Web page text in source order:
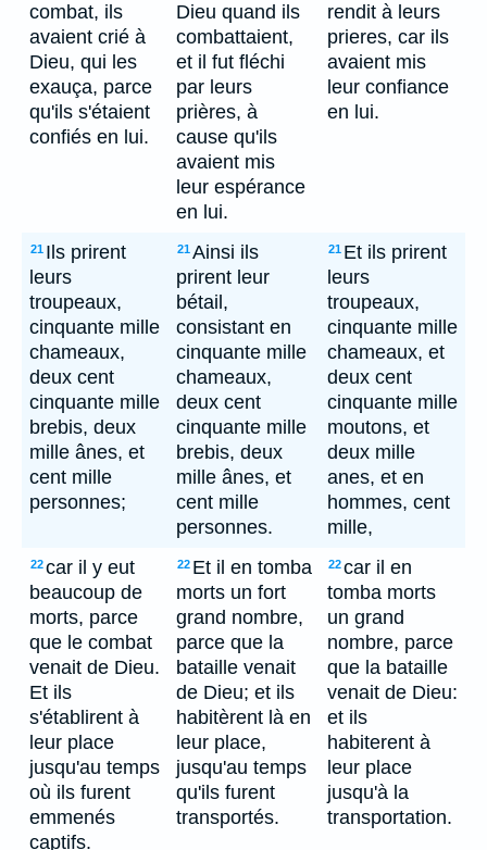
combat, ils
avaient crié à
Dieu, qui les
exauça, parce
qu'ils s'étaient
confiés en lui.
Dieu quand ils
combattaient,
et il fut fléchi
par leurs
prières, à
cause qu'ils
avaient mis
leur espérance
en lui.
rendit à leurs
prieres, car ils
avaient mis
leur confiance
en lui.
21 Ils prirent
leurs
troupeaux,
cinquante mille
chameaux,
deux cent
cinquante mille
brebis, deux
mille ânes, et
cent mille
personnes;
21Ainsi ils
prirent leur
bétail,
consistant en
cinquante mille
chameaux,
deux cent
cinquante mille
brebis, deux
mille ânes, et
cent mille
personnes.
21 Et ils prirent
leurs
troupeaux,
cinquante mille
chameaux, et
deux cent
cinquante mille
moutons, et
deux mille
anes, et en
hommes, cent
mille,
22car il y eut
beaucoup de
morts, parce
que le combat
venait de Dieu.
Et ils
s'établirent à
leur place
jusqu'au temps
où ils furent
emmenés
captifs.
22 Et il en tomba
morts un fort
grand nombre,
parce que la
bataille venait
de Dieu; et ils
habitèrent là en
leur place,
jusqu'au temps
qu'ils furent
transportés.
22car il en
tomba morts
un grand
nombre, parce
que la bataille
venait de Dieu:
et ils
habiterent à
leur place
jusqu'à la
transportation.